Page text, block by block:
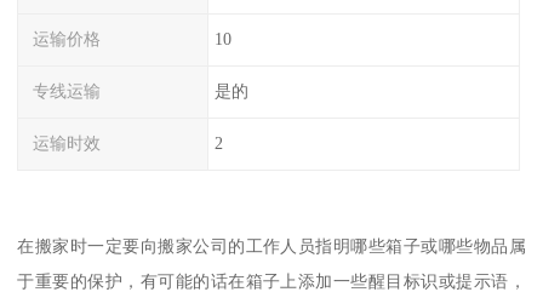
运输价格 10
专线运输 是的
运输时效 2
在搬家时一定要向搬家公司的工作人员指明哪些箱子或哪些物品属
于重要的保护，有可能的话在箱子上添加一些醒目标识或提示语，